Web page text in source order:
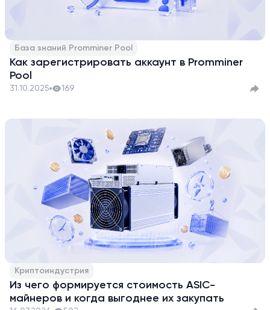
База знаний Promminer Pool
Как зарегистрировать аккаунт в Promminer
Pool
31.10.2025 169
Криптоиндустрия
Из чего формируется стоимость ASIC-
майнеров и когда выгоднее их закупать